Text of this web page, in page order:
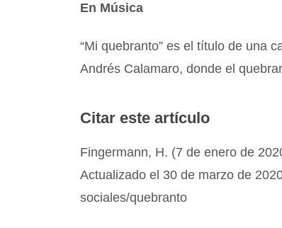
En Música
“Mi quebranto” es el título de una
Andrés Calamaro, donde el
Citar este artículo
Fingermann, H. (7 de enero de
Actualizado el 30 de marzo de
sociales/quebranto